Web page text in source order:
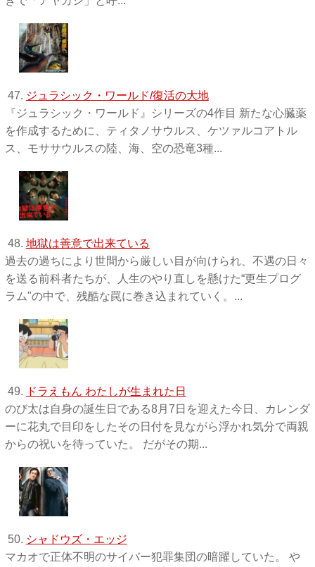
47. ジュラシック・ワールド/復活の大地
『ジュラシック・ワールド』シリーズの4作目 新たな心臓薬
を作成するために、ティタノサウルス、ケツァルコアトル
ス、モササウルスの陸、海、空の恐竜3種...
48. 地獄は善意で出来ている
過去の過ちにより世間から厳しい目が向けられ、不遇の日々
を送る前科者たちが、人生のやり直しを懸けた“更生プログ
ラム"の中で、残酷な罠に巻き込まれていく。...
49. ドラえもん わたしが生まれた日
のび太は自身の誕生日である8月7日を迎えた今日、カレンダ
ーに花丸で目印をしたその日付を見ながら浮かれ気分で両親
からの祝いを待っていた。 だがその期...
50. シャドウズ・エッジ
マカオで正体不明のサイバー犯罪集団の暗躍していた。 や